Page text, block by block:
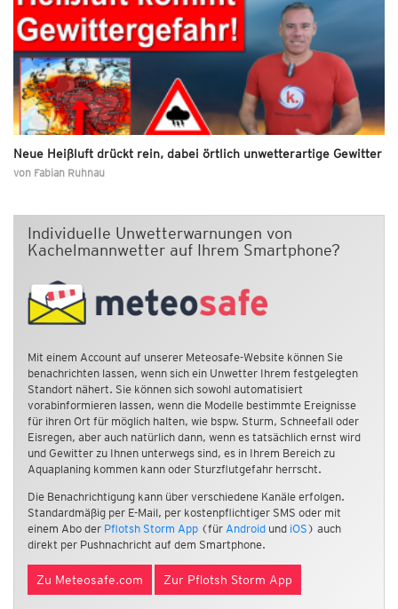
Neue Heißluft drückt rein, dabei örtlich unwetterartige Gewitter
von Fabian Ruhnau
Individuelle Unwetterwarnungen von
Kachelmannwetter auf Ihrem Smartphone?
Mit einem Account auf unserer Meteosafe-Website können Sie
benachrichten lassen, wenn sich ein Unwetter Ihrem festgelegten
Standort nähert. Sie können sich sowohl automatisiert
vorabinformieren lassen, wenn die Modelle bestimmte Ereignisse
für ihren Ort für möglich halten, wie bspw. Sturm, Schneefall oder
Eisregen, aber auch natürlich dann, wenn es tatsächlich ernst wird
und Gewitter zu Ihnen unterwegs sind, es in Ihrem Bereich zu
Aquaplaning kommen kann oder Sturzflutgefahr herrscht.
Die Benachrichtigung kann über verschiedene Kanäle erfolgen.
Standardmäßig per E-Mail, per kostenpflichtiger SMS oder mit
einem Abo der Pflotsh Storm App (für Android und iOS ) auch
direkt per Pushnachricht auf dem Smartphone.
Zu Meteosafe.com Zur Pflotsh Storm App